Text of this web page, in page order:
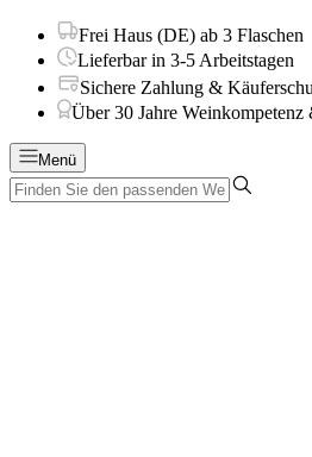
Frei Haus (DE) ab 3 Flaschen
Lieferbar in 3-5 Arbeitstagen
Sichere Zahlung &
Über 30 Jahre Weinkompetenz
Menü